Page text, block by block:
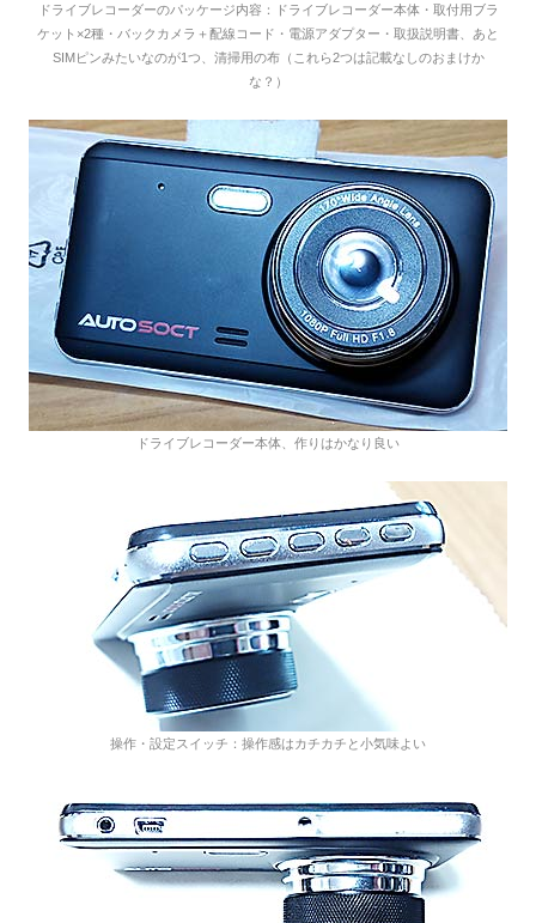
ドライブレコーダーのパッケージ内容：ドライブレコーダー本体・取付用ブラ
ケット×2種・バックカメラ＋配線コード・電源アダプター・取扱説明書、あと
SIMピンみたいなのが1つ、清掃用の布（これら2つは記載なしのおまけか
な？）
ドライブレコーダー本体、作りはかなり良い
操作・設定スイッチ：操作感はカチカチと小気味よい